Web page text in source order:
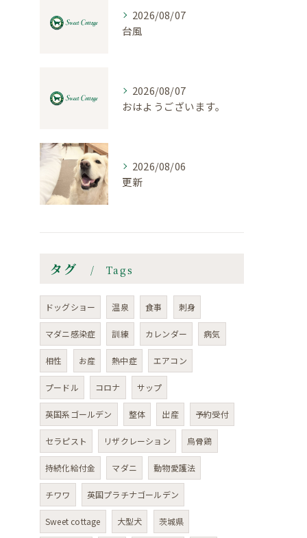
2026/08/07
台風
2026/08/07
おはようございます。
2026/08/06
更新
タグ Tags
ドッグショー 温泉 食事 刺身
マダニ感染症 訓練 カレンダー 病気
相性 お産 熱中症 エアコン
プードル コロナ サップ
英国系ゴールデン 整体 出産 予約受付
セラピスト リザクレーション 烏骨鶏
持続化給付金 マダニ 動物愛護法
チワワ 英国プラチナゴールデン
Sweet cottage 大型犬 茨城県